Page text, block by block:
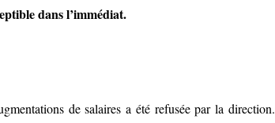
dans l’immédiat.
de salaires a été refusée par la direction.